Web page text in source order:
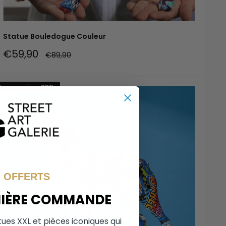
Statue Bouledogue Couleur
Prix
réduit
€59,90 Prix
normal
€89,90
23%
OFFERTS
COMMANDE
XXL et pièces iconiques qui